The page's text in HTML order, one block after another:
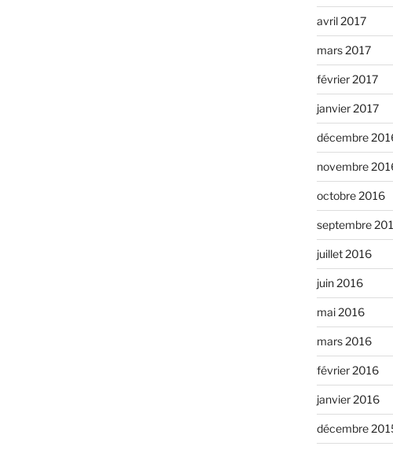
avril 2017
mars 2017
février 2017
janvier 2017
décembre
novembre
octobre 2016
septembre
juillet 2016
juin 2016
mai 2016
mars 2016
février 2016
janvier 2016
décembre